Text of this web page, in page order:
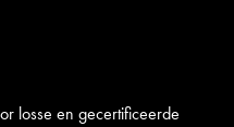
losse en gecertificeerde